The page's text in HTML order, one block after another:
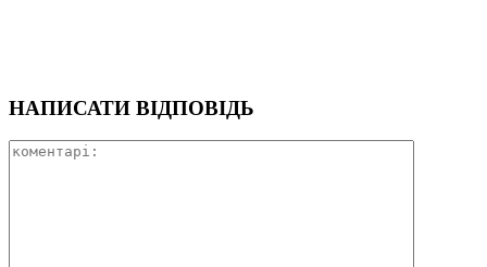
НАПИСАТИ ВІДПОВІДЬ